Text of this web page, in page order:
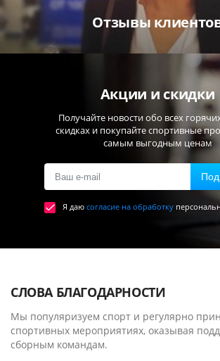
Отзывы
Акции и скидки
Получайте новости обо всех
скидках и покупайте спортивные
самым выгодным ценам
Я даю согласие на обработку
СЛОВА БЛАГОДАРНОСТИ
Мы популяризуем спорт и регулярно
спортивных мероприятиях, оказывая
сборным командам.